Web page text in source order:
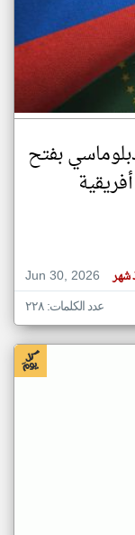
بفتح
Jun 30, 2026
شهر
عدد الكلمات: ٢٢٨